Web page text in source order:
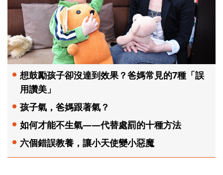
想鼓勵孩子卻沒達到效果？爸媽常見的7種「誤
用讚美」
孩子氣，爸媽跟著氣？
如何才能不生氣——代替處罰的十種方法
六個錯誤教養，讓小天使變小惡魔